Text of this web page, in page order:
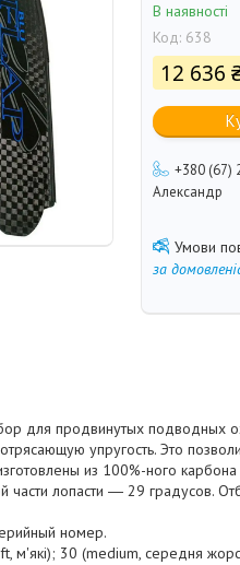
В наявності
Код: 638
12 636
+380 (67)
Александр
за
для продвинутых подводных
упругость. Это
из 100%-ного
лопасти ― 29 градусов.
номер.
м'які); 30 (medium, середня